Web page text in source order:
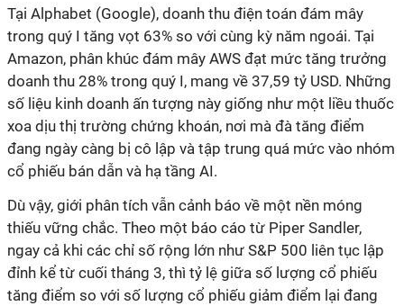
Tại Alphabet (Google), doanh thu điện toán đám mây
trong quý I tăng vọt 63% so với cùng kỳ năm ngoái. Tại
Amazon, phân khúc đám mây AWS đạt mức tăng trưởng
doanh thu 28% trong quý I, mang về 37,59 tỷ USD. Những
số liệu kinh doanh ấn tượng này giống như một liều thuốc
xoa dịu thị trường chứng khoán, nơi mà đà tăng điểm
đang ngày càng bị cô lập và tập trung quá mức vào nhóm
cổ phiếu bán dẫn và hạ tầng AI.
Dù vậy, giới phân tích vẫn cảnh báo về một nền móng
thiếu vững chắc. Theo một báo cáo từ Piper Sandler,
ngay cả khi các chỉ số rộng lớn như S&P 500 liên tục lập
đỉnh kể từ cuối tháng 3, thì tỷ lệ giữa số lượng cổ phiếu
tăng điểm so với số lượng cổ phiếu giảm điểm lại đang